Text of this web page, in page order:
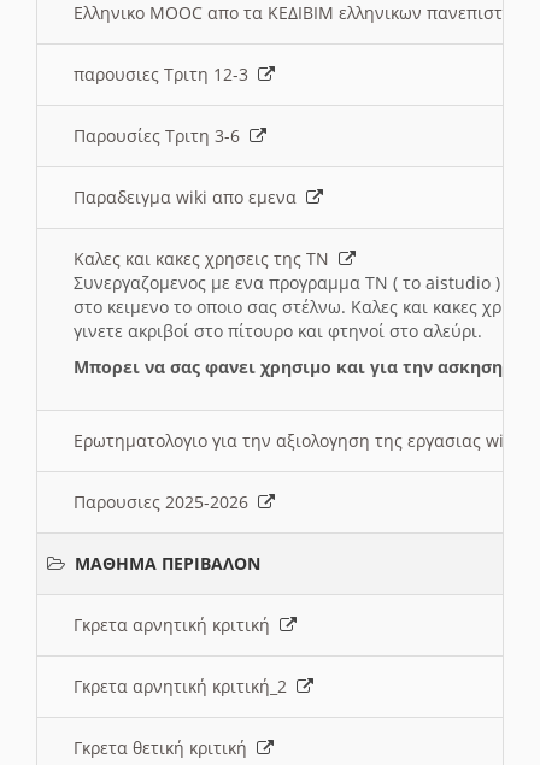
Ελληνικο MOOC απο τα ΚΕΔΙΒΙΜ ελληνικων
παρουσιες Τριτη 12-3
Παρουσίες Τριτη 3-6
Παραδειγμα wiki απο εμενα
Καλες και κακες χρησεις της ΤΝ
Συνεργαζομενος με ενα προγραμμα ΤΝ ( το aistudio ) και
στο κειμενο το οποιο σας στέλνω. Καλες και κακες
γινετε ακριβοί στο πίτουρο και φτηνοί στο αλεύρι.
Μπορει να σας φανει χρησιμο και για την ασκηση
Ερωτηματολογιο για την αξιολογηση της εργασιας wiki
Παρουσιες 2025-2026
ΜΑΘΗΜΑ ΠΕΡΙΒΑΛΟΝ
Γκρετα αρνητική κριτική
Γκρετα αρνητική κριτική_2
Γκρετα θετική κριτική